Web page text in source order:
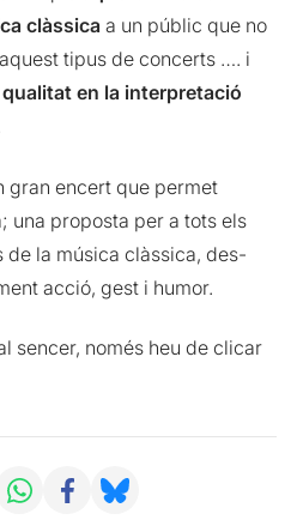
clàssica a un públic que no
tipus de concerts …. i
en la interpretació
gran encert que permet
una proposta per a tots els
la música clàssica, des-
acció, gest i humor.
sencer, només heu de clicar